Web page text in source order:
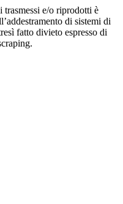
trasmessi e/o riprodotti è
di sistemi di
fatto divieto espresso di